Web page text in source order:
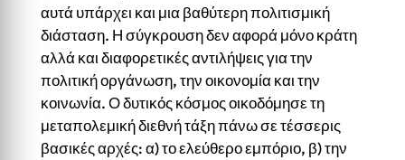
αυτά υπάρχει και μια βαθύτερη πολιτισμική
διάσταση. Η σύγκρουση δεν αφορά μόνο κράτη
αλλά και διαφορετικές αντιλήψεις για την
πολιτική οργάνωση, την οικονομία και την
κοινωνία. Ο δυτικός κόσμος οικοδόμησε τη
μεταπολεμική διεθνή τάξη πάνω σε τέσσερις
βασικές αρχές: α) το ελεύθερο εμπόριο, β) την